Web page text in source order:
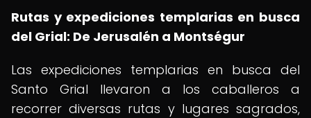
Rutas y expediciones templarias en busca
del Grial: De Jerusalén a Montségur
Las expediciones templarias en busca del
Santo Grial llevaron a los caballeros a
recorrer diversas rutas y lugares sagrados,